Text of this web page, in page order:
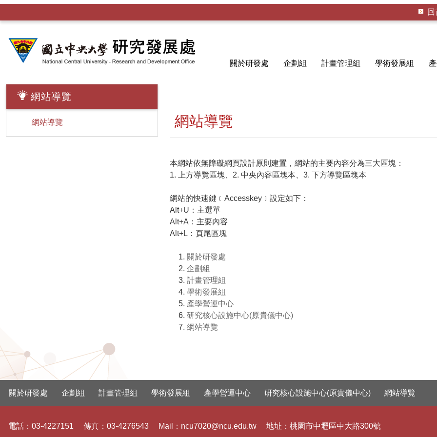
關於研發處 企劃組 計畫管理組 學術發展組
網站導覽
網站導覽 網站導覽
本網站依無障礙網頁設計原則建置，網站的主要內容分為三大區塊：
1. 上方導覽區塊、2. 中央內容區塊本、3. 下方導覽區塊本
網站的快速鍵﹝Accesskey﹞設定如下：
Alt+U：主選單
Alt+A：主要內容
Alt+L：頁尾區塊
關於研發處
企劃組
計畫管理組
學術發展組
產學營運中心
研究核心設施中心(原貴儀中心)
網站導覽
關於研發處 企劃組 計畫管理組 學術發展組 產學營運中心 研究核心設施中心(原貴儀中心) 網站導覽
電話： 03-4227151 傳真： 03-4276543 Mail： ncu7020@ncu.edu.tw 地址： 桃園市中壢區中大路300號